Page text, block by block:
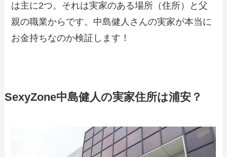
は主に2つ。それは実家のある場所（住所）と父
親の職業からです。中島健人さんの実家が本当に
お金持ちなのか検証します！
SexyZone中島健人の実家住所は浦安？